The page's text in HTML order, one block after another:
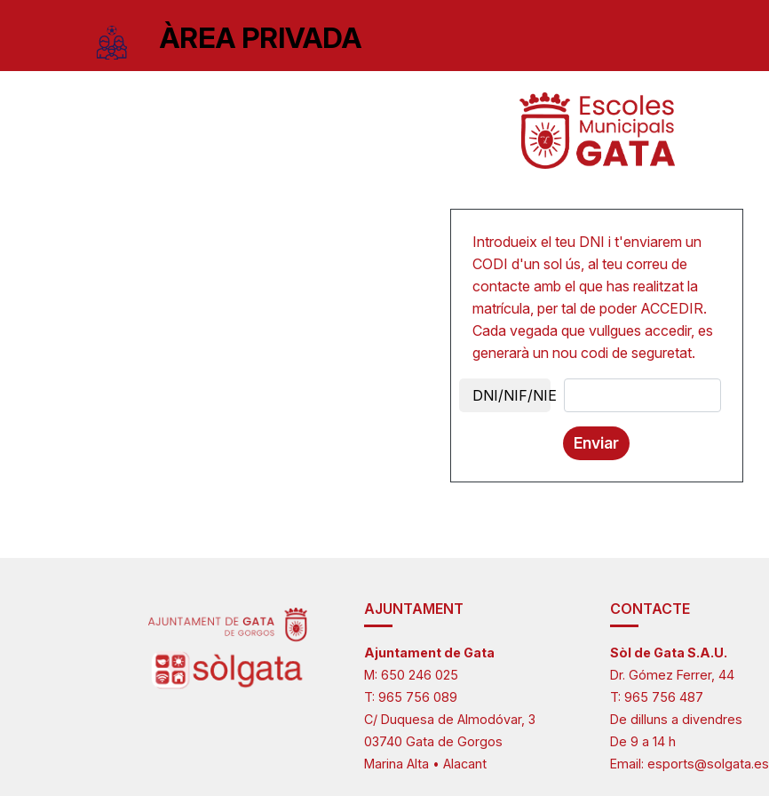
ÀREA PRIVADA
Introdueix el teu DNI i t'enviarem un
CODI d'un sol ús, al teu correu de
contacte amb el que has realitzat la
matrícula, per tal de poder ACCEDIR.
Cada vegada que vullgues accedir, es
generarà un nou codi de seguretat.
DNI/NIF/NIE
Enviar
AJUNTAMENT
Ajuntament de Gata
M: 650 246 025
T: 965 756 089
C/ Duquesa de Almodóvar, 3
03740 Gata de Gorgos
Marina Alta • Alacant
CONTACTE
Sòl de Gata S.A.U.
Dr. Gómez Ferrer, 44
T: 965 756 487
De dilluns a divendres
De 9 a 14 h
Email: esports@solgata.es